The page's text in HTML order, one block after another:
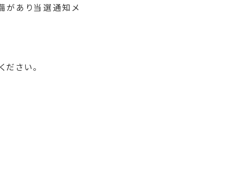
があり当選通知メ
さい。